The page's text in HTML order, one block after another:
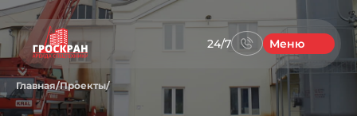
24/7 Меню
Главная/Проекты/